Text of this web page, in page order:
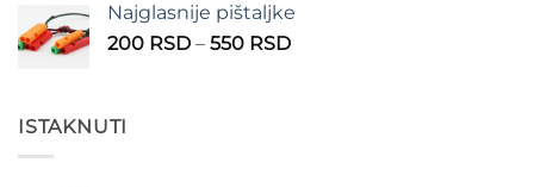
210 RSD
do
Najglasnije pištaljke
200 RSD – 550 RSDRaspon
ISTAKNUTI